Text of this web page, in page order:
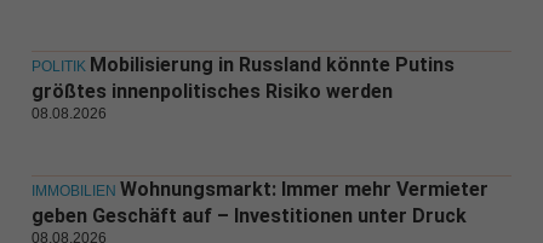
POLITIK Mobilisierung in Russland könnte Putins
größtes innenpolitisches Risiko werden
08.08.2026
IMMOBILIEN Wohnungsmarkt: Immer mehr Vermieter
geben Geschäft auf – Investitionen unter Druck
08.08.2026